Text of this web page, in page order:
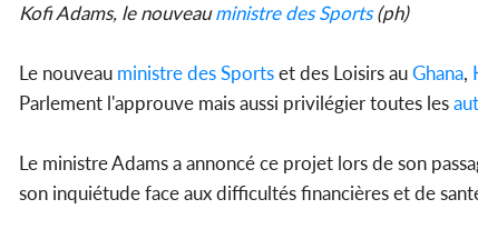
Kofi Adams, le nouveauministre des Sports(ph)
Le nouveau ministre des Sportset des Loisirs auGhana,
Parlement l'approuve mais aussi privilégier toutes les
Le ministre Adams a annoncé ce projet lors de son
son inquiétude face aux difficultés financières et de